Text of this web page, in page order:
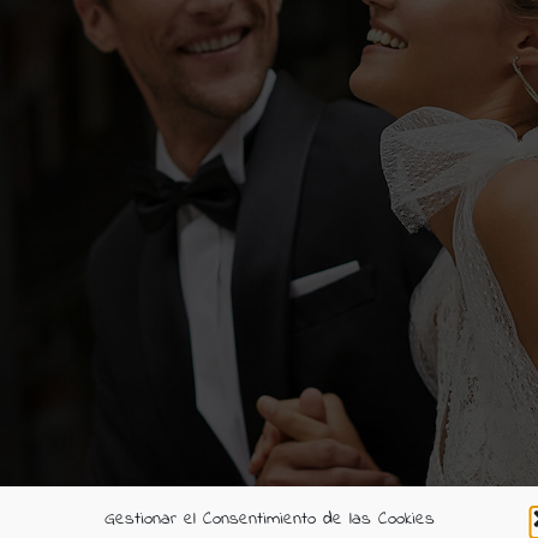
Gestionar el Consentimiento de las Cookies